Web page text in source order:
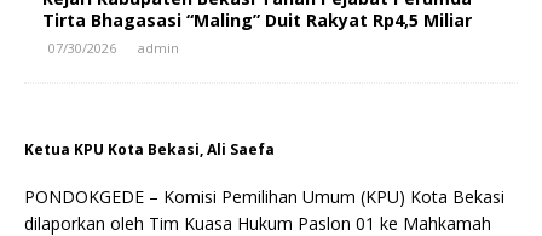
Tirta Bhagasasi “Maling” Duit Rakyat Rp4,5 Miliar
07/30/2026 admin
Ketua KPU Kota Bekasi, Ali Saefa
PONDOKGEDE – Komisi Pemilihan Umum (KPU) Kota Bekasi
dilaporkan oleh Tim Kuasa Hukum Paslon 01 ke Mahkamah